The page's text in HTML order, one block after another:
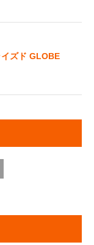
ズド GLOBE